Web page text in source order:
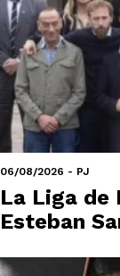
06/08/2026 - PJ
La Liga de
Esteban